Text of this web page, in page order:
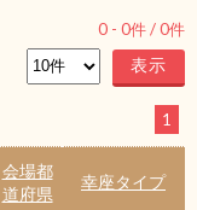
0 - 0件 /0件
1
会場都
道府県
幸座タイプ